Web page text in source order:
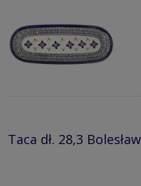
Taca dł. 28,3